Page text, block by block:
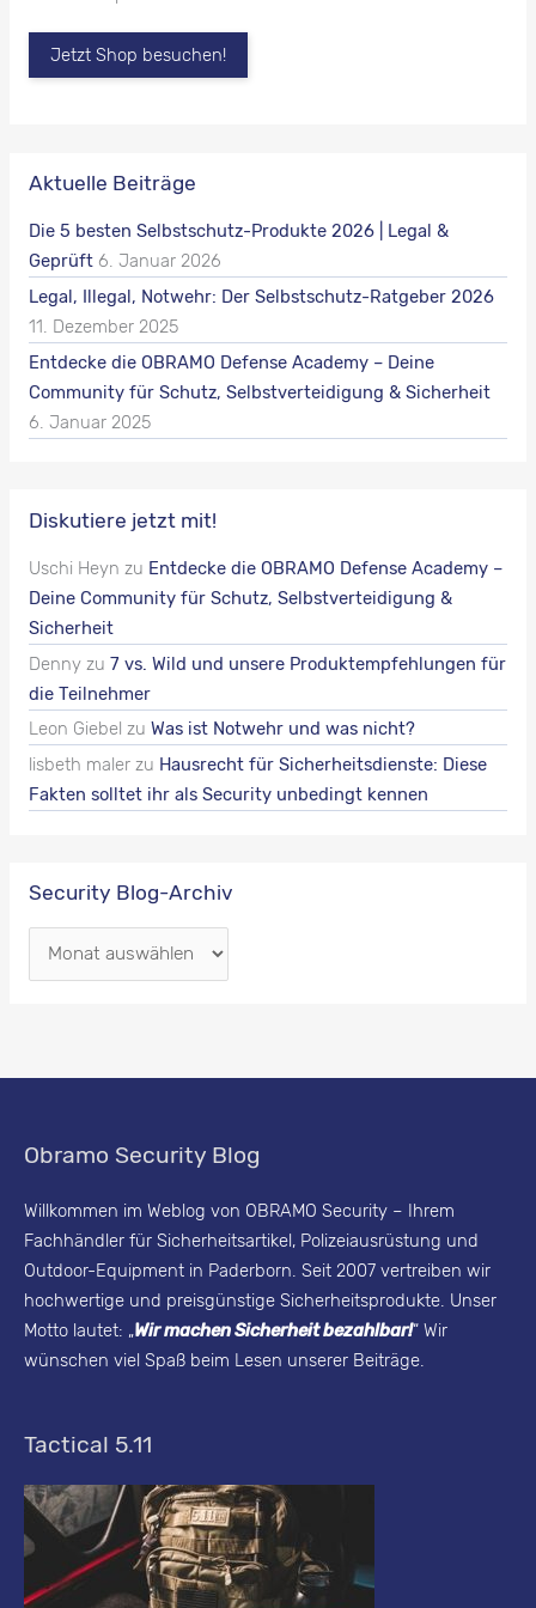
Jetzt Shop besuchen!
Aktuelle Beiträge
Die 5 besten Selbstschutz-Produkte 2026 | Legal &
Geprüft 6. Januar 2026
Legal, Illegal, Notwehr: Der Selbstschutz-Ratgeber 2026
11. Dezember 2025
Entdecke die OBRAMO Defense Academy – Deine
Community für Schutz, Selbstverteidigung & Sicherheit
6. Januar 2025
Diskutiere jetzt mit!
Uschi Heyn zu Entdecke die OBRAMO Defense Academy –
Deine Community für Schutz, Selbstverteidigung &
Sicherheit
Dennyzu 7 vs. Wild und unsere Produktempfehlungen für
die Teilnehmer
Leon Giebel zu Was ist Notwehr und was nicht?
lisbeth malerzu Hausrecht für Sicherheitsdienste: Diese
Fakten solltet ihr als Security unbedingt kennen
Security Blog-Archiv
e
t
y
B
l
c
h
Obramo Security Blog
Willkommen im Weblog von OBRAMO Security – Ihrem
Fachhändler für Sicherheitsartikel, Polizeiausrüstung und
Outdoor-Equipment in Paderborn. Seit 2007 vertreiben wir
hochwertige und preisgünstige Sicherheitsprodukte. Unser
Motto lautet: „Wir machen Sicherheit bezahlbar!“ Wir
wünschen viel Spaß beim Lesen unserer Beiträge.
Tactical 5.11